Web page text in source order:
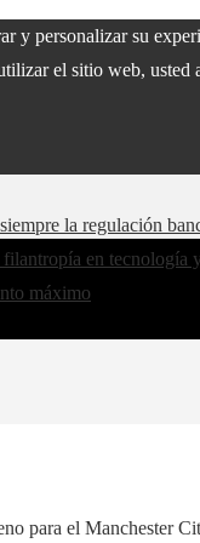
y personalizar su
el sitio web, usted
la regulación
en tecnología
máximo
para el Manchester